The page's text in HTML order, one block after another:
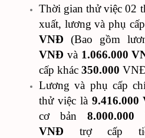
Thời gian thử việc 02
xuất, lương và phụ
VNĐ (Bao gồm
VNĐ và 1.066.000
cấp khác 350.000
Lương và phụ cấp
thử việc là 9.416.000
cơ bản 8.000.000
VNĐ trợ cấp